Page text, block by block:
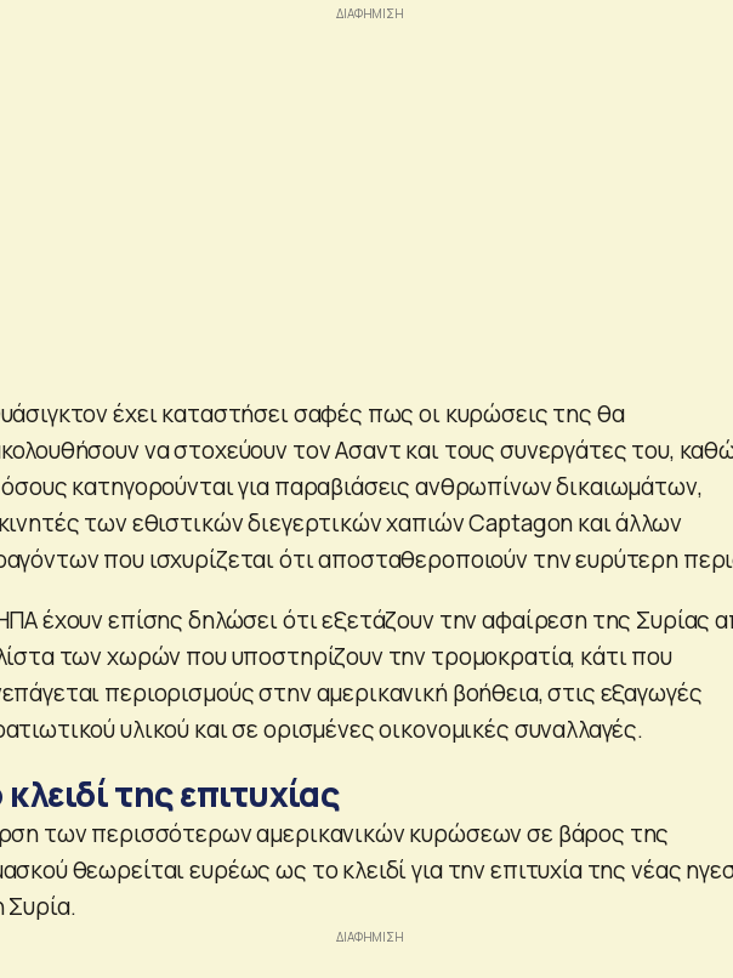
έχει καταστήσει σαφές πως οι κυρώσεις της θα
να στοχεύουν τον Ασαντ και τους συνεργάτες του,
όσους κατηγορούνται για παραβιάσεις ανθρωπίνων δικαιωμάτων,
των εθιστικών διεγερτικών χαπιών Captagon και άλλων
που ισχυρίζεται ότι αποσταθεροποιούν την ευρύτερη
έχουν επίσης δηλώσει ότι εξετάζουν την αφαίρεση της Συρίας
των χωρών που υποστηρίζουν την τρομοκρατία, κάτι που
περιορισμούς στην αμερικανική βοήθεια, στις εξαγωγές
υλικού και σε ορισμένες οικονομικές συναλλαγές.
της επιτυχίας
των περισσότερων αμερικανικών κυρώσεων σε βάρος της
θεωρείται ευρέως ως το κλειδί για την επιτυχία της νέας
Συρία.